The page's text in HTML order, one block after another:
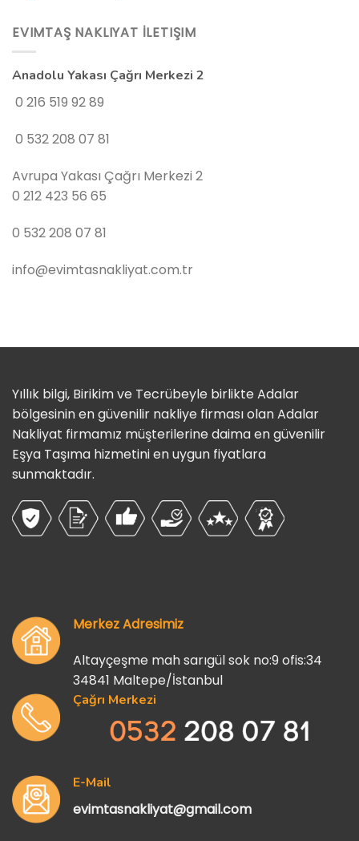
EVIMTAŞ NAKLIYAT İLETIŞIM
Anadolu Yakası Çağrı Merkezi 2
0 216 519 92 89
0 532 208 07 81
Avrupa Yakası Çağrı Merkezi 2
0 212 423 56 65
0 532 208 07 81
info@evimtasnakliyat.com.tr
Yıllık bilgi, Birikim ve Tecrübeyle birlikte Adalar
bölgesinin en güvenilir nakliye firması olan Adalar
Nakliyat firmamız müşterilerine daima en güvenilir
Eşya Taşıma hizmetini en uygun fiyatlara
sunmaktadır.
Merkez Adresimiz
Altayçeşme mah sarıgül sok no:9 ofis:34
34841 Maltepe/İstanbul
Çağrı Merkezi
E-Mail
evimtasnakliyat@gmail.com